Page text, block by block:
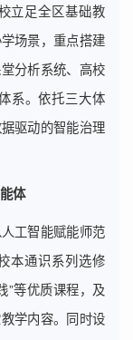
立足全区基础教
场景，重点搭建
分析系统、高校
系。依托三大体
驱动的智能治理
体
工智能赋能师范
本通识系列选修
”等优质课程，及
学内容。同时设